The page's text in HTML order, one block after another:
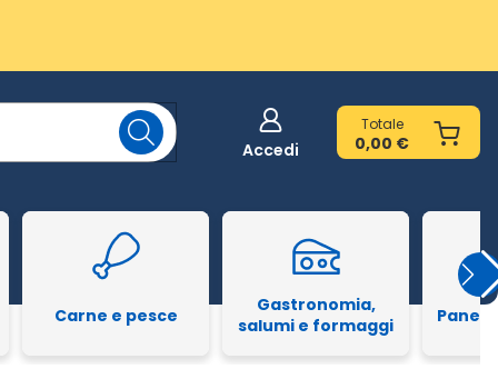
Accedi
Totale
0,00 €
Carne e pesce
Gastronomia,
salumi e formaggi
Pane